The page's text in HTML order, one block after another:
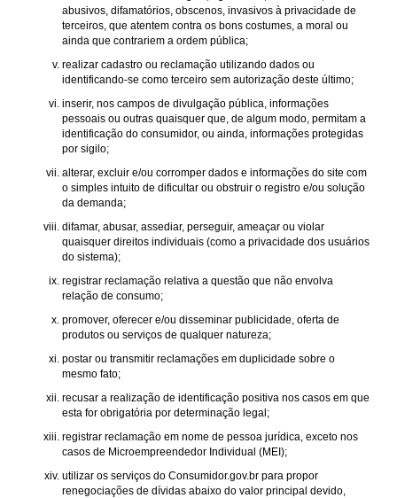
abusivos, difamatórios, obscenos, invasivos à privacidade de
terceiros, que atentem contra os bons costumes, a moral ou
ainda que contrariem a ordem pública;
realizar cadastro ou reclamação utilizando dados ou
identificando-se como terceiro sem autorização deste último;
inserir, nos campos de divulgação pública, informações
pessoais ou outras quaisquer que, de algum modo, permitam a
identificação do consumidor, ou ainda, informações protegidas
por sigilo;
alterar, excluir e/ou corromper dados e informações do site com
o simples intuito de dificultar ou obstruir o registro e/ou solução
da demanda;
difamar, abusar, assediar, perseguir, ameaçar ou violar
quaisquer direitos individuais (como a privacidade dos usuários
do sistema);
registrar reclamação relativa a questão que não envolva
relação de consumo;
promover, oferecer e/ou disseminar publicidade, oferta de
produtos ou serviços de qualquer natureza;
postar ou transmitir reclamações em duplicidade sobre o
mesmo fato;
recusar a realização de identificação positiva nos casos em que
esta for obrigatória por determinação legal;
registrar reclamação em nome de pessoa jurídica, exceto nos
casos de Microempreendedor Individual (MEI);
utilizar os serviços do Consumidor.gov.br para propor
renegociações de dívidas abaixo do valor principal devido,